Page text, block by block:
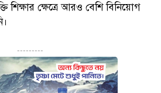
শিক্ষার ক্ষেত্রে আরও বেশি বিনিয়োগ
---------